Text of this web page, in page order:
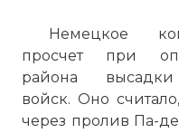
Немецкое
просчет при
района высадки
войск. Оно
через пролив Па-